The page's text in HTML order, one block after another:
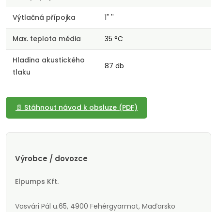
Výtlačná přípojka 1" ''
Max. teplota média 35 °C
Hladina akustického
tlaku
87 db
📄 Stáhnout návod k obsluze (PDF)
Výrobce / dovozce
Elpumps Kft.
Vasvári Pál u.65, 4900 Fehérgyarmat, Maďarsko